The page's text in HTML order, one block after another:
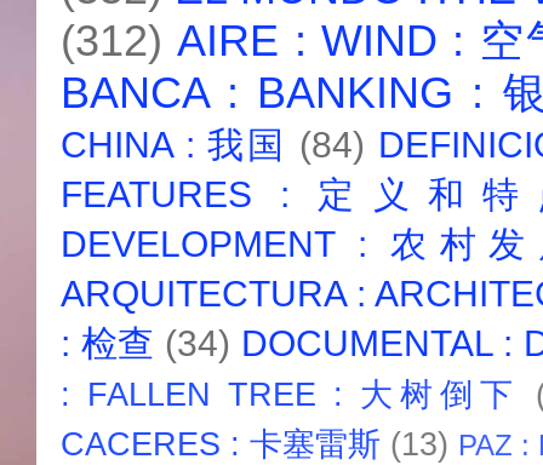
(312) AIRE : WIND : 空
BANCA : BANKING :
CHINA : 我国 (84)
FEATURES : 定义和
DEVELOPMENT : 农村
ARQUITECTURA :
: 检查 (34) DOCUMENTAL :
: FALLEN TREE : 大树倒下
CACERES : 卡塞雷斯 (13) PAZ :